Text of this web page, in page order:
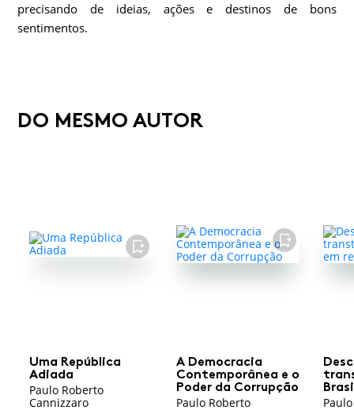
precisando de ideias, ações e destinos de bons
sentimentos.
DO MESMO AUTOR
FAVORITO
Uma República
Adiada
Paulo Roberto
Cannizzaro
FAVORITO
A Democracia
Contemporânea e o
Poder da Corrupção
Paulo Roberto